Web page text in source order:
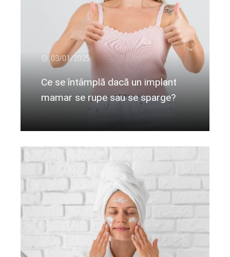
03/01/2025
Ce se întâmplă dacă un implant
mamar se rupe sau se sparge?